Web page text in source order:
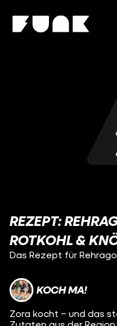
REZEPT:
ROTKOHL &
KOCH MA!
Zora kocht – und das